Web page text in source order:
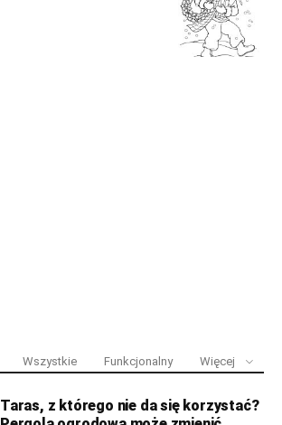
Wszystkie Funkcjonalny Więcej
Taras, z którego nie da się korzystać?